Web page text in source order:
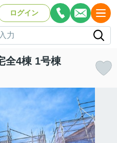
ログイン
4棟 1号棟